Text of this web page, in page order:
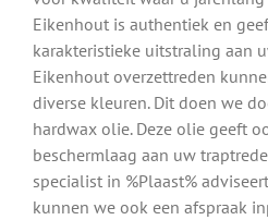
Eikenhout is authentiek en
karakteristieke uitstraling aan
Eikenhout overzettreden
diverse kleuren. Dit doen we
hardwax olie. Deze olie geeft
beschermlaag aan uw
specialist in %Plaast%
kunnen we ook een afspraak